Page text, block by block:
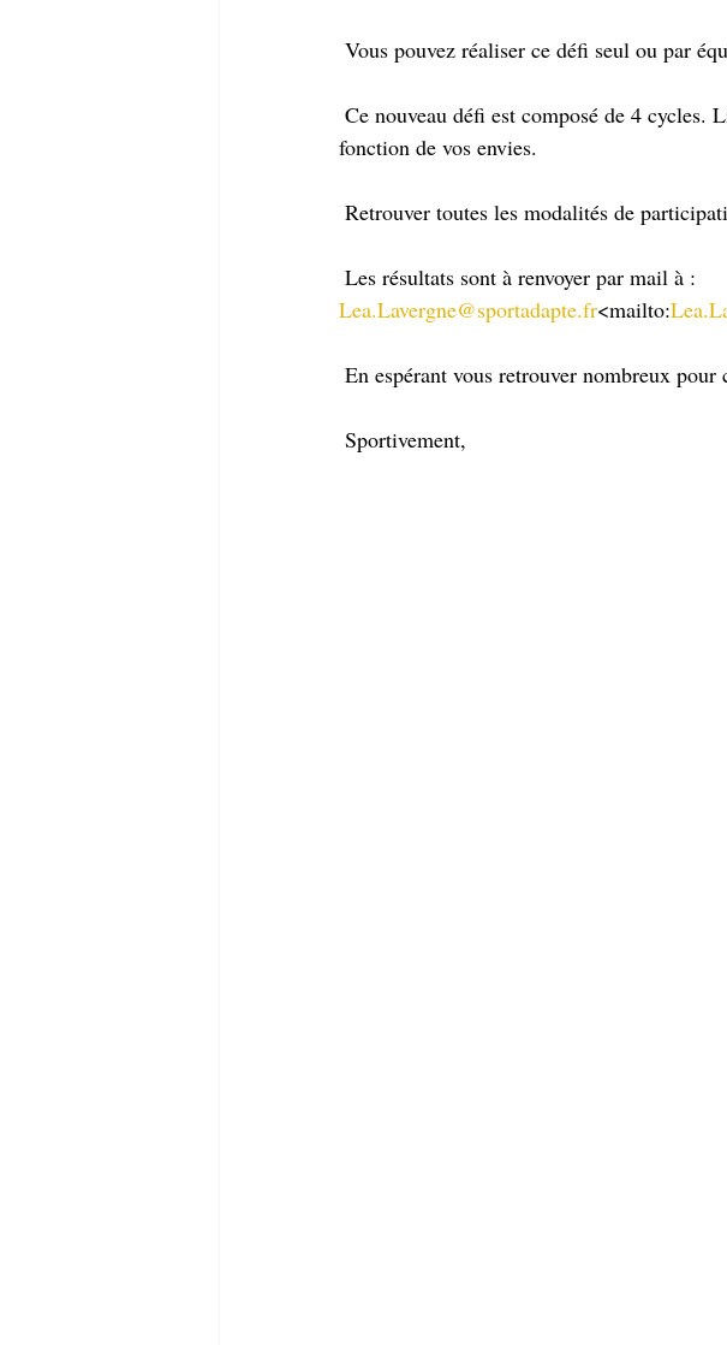
Vous pouvez réaliser ce défi seul ou par
fonction de vos envies.
Retrouver toutes les modalités de
Les résultats sont à renvoyer par mail à :
Lea.Lavergne@sportadapte.fr<mailto:
En espérant vous retrouver nombreux pour
Sportivement,